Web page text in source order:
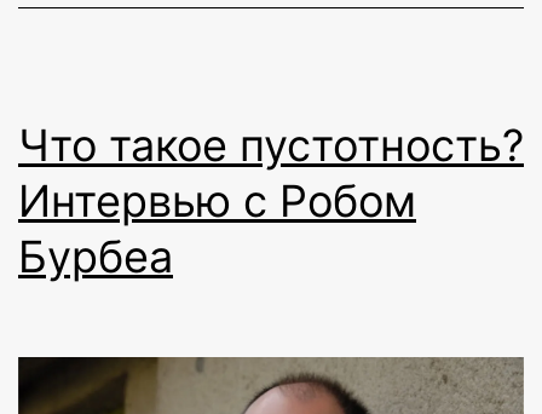
Что такое пустотность?
Интервью с Робом
Бурбеа